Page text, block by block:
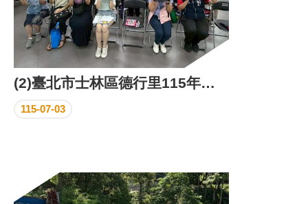
(2)臺北市士林區德行里115年下半年里鄰工作會報成果照片
115-07-03